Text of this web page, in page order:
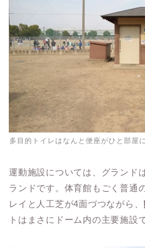
多目的トイレはなんと便座がひと部屋
運動施設については、グランド
ランドです。体育館もごく普通
レイと人工芝が4面づつながら、
トはまさにドーム内の主要施設